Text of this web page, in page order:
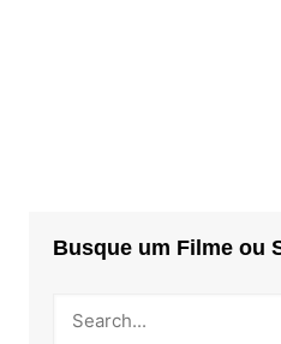
Busque um Filme ou